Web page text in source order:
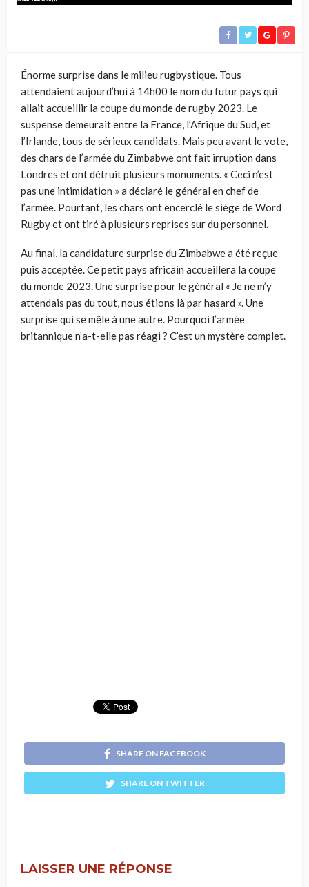
Énorme surprise dans le milieu rugbystique. Tous
attendaient aujourd’hui à 14h00 le nom du futur pays qui
allait accueillir la coupe du monde de rugby 2023. Le
suspense demeurait entre la France, l’Afrique du Sud, et
l’Irlande, tous de sérieux candidats. Mais peu avant le vote,
des chars de l’armée du Zimbabwe ont fait irruption dans
Londres et ont détruit plusieurs monuments. « Ceci n’est
pas une intimidation » a déclaré le général en chef de
l’armée. Pourtant, les chars ont encerclé le siège de Word
Rugby et ont tiré à plusieurs reprises sur du personnel.
Au final, la candidature surprise du Zimbabwe a été reçue
puis acceptée. Ce petit pays africain accueillera la coupe
du monde 2023. Une surprise pour le général « Je ne m’y
attendais pas du tout, nous étions là par hasard ». Une
surprise qui se mêle à une autre. Pourquoi l’armée
britannique n’a-t-elle pas réagi ? C’est un mystère complet.
SHARE ON FACEBOOK
SHARE ON TWITTER
LAISSER UNE RÉPONSE